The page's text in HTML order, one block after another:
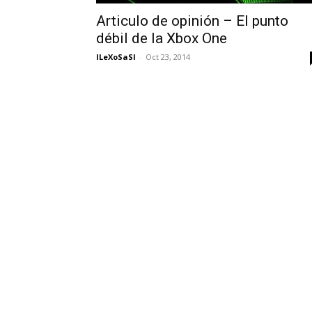
Articulo de opinión – El punto
débil de la Xbox One
lLeXoSaSl - Oct 23, 2014